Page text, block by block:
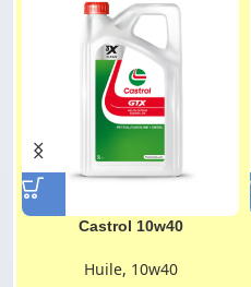
✔ Réduit l'usure et
✔ Idéal usage
⭐ Pourquoi
10W40 Classic
protection complète et
Castrol 10w40
Huile, 10w40